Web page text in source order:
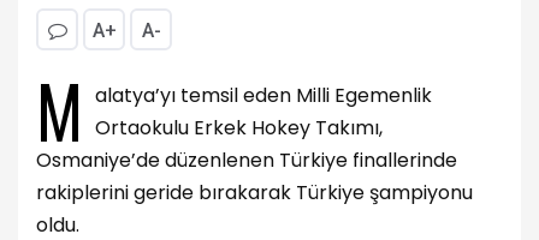
A+ A-
M
alatya’yı temsil eden Milli Egemenlik
Ortaokulu Erkek Hokey Takımı,
Osmaniye’de düzenlenen Türkiye finallerinde
rakiplerini geride bırakarak Türkiye şampiyonu
oldu.